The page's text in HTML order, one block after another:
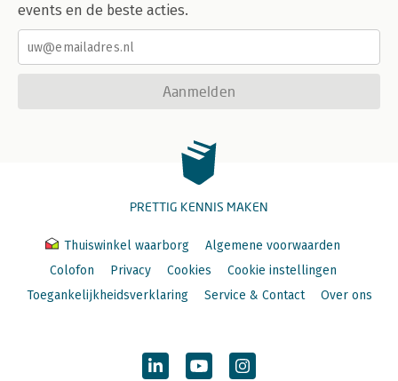
events en de beste acties.
Aanmelden
PRETTIG KENNIS MAKEN
Thuiswinkel waarborg
Algemene voorwaarden
Colofon
Privacy Cookies
Cookie instellingen
Toegankelijkheidsverklaring
Service & Contact Over ons